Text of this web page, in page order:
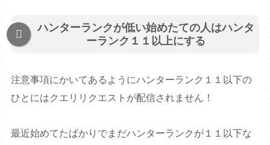
ハンターランクが低い始めたての人はハンタ
ーランク１１以上にする
注意事項にかいてあるようにハンターランク１１以下の
ひとにはクエリリクエストが配信されません！
最近始めてたばかりでまだハンターランクが１１以下な